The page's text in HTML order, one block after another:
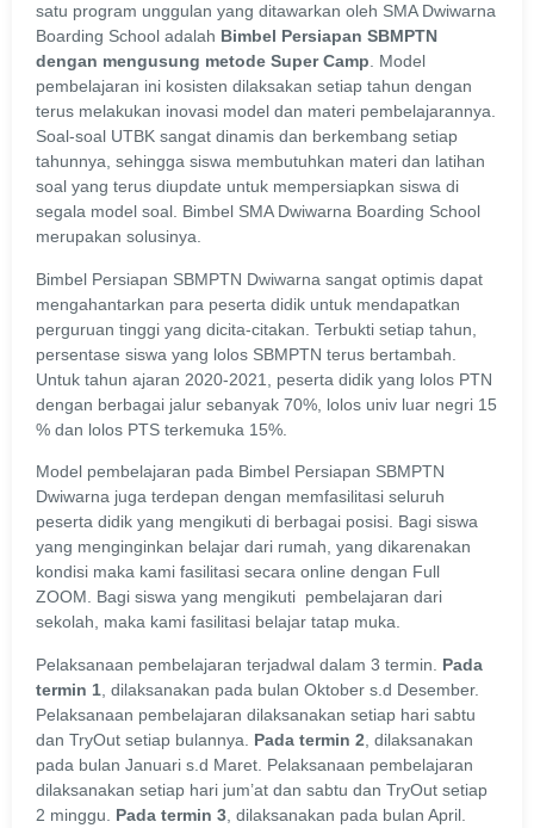
satu program unggulan yang ditawarkan oleh SMA Dwiwarna
Boarding School adalah Bimbel Persiapan SBMPTN
dengan mengusung metode Super Camp. Model
pembelajaran ini kosisten dilaksakan setiap tahun dengan
terus melakukan inovasi model dan materi pembelajarannya.
Soal-soal UTBK sangat dinamis dan berkembang setiap
tahunnya, sehingga siswa membutuhkan materi dan latihan
soal yang terus diupdate untuk mempersiapkan siswa di
segala model soal. Bimbel SMA Dwiwarna Boarding School
merupakan solusinya.
Bimbel Persiapan SBMPTN Dwiwarna sangat optimis dapat
mengahantarkan para peserta didik untuk mendapatkan
perguruan tinggi yang dicita-citakan. Terbukti setiap tahun,
persentase siswa yang lolos SBMPTN terus bertambah.
Untuk tahun ajaran 2020-2021, peserta didik yang lolos PTN
dengan berbagai jalur sebanyak 70%, lolos univ luar negri 15
% dan lolos PTS terkemuka 15%.
Model pembelajaran pada Bimbel Persiapan SBMPTN
Dwiwarna juga terdepan dengan memfasilitasi seluruh
peserta didik yang mengikuti di berbagai posisi. Bagi siswa
yang menginginkan belajar dari rumah, yang dikarenakan
kondisi maka kami fasilitasi secara online dengan Full
ZOOM. Bagi siswa yang mengikuti pembelajaran dari
sekolah, maka kami fasilitasi belajar tatap muka.
Pelaksanaan pembelajaran terjadwal dalam 3 termin. Pada
termin 1 , dilaksanakan pada bulan Oktober s.d Desember.
Pelaksanaan pembelajaran dilaksanakan setiap hari sabtu
dan TryOut setiap bulannya. Pada termin 2 , dilaksanakan
pada bulan Januari s.d Maret. Pelaksanaan pembelajaran
dilaksanakan setiap hari jum’at dan sabtu dan TryOut setiap
2 minggu. Pada termin 3 , dilaksanakan pada bulan April.